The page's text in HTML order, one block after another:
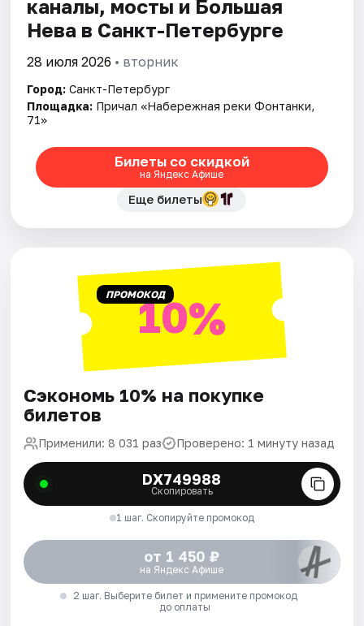
каналы, мосты и Большая
Нева в Санкт-Петербурге
28 июля 2026 • вторник
Город: Санкт-Петербург
Площадка: Причал «Набережная реки Фонтанки,
71»
Билеты со скидкой
на Яндекс Афише
Еще билеты
ПРОМОКОД10%
Сэкономь 10% на покупке
билетов
Применили: 8 031 раз Проверено: 1 минуту назад
DX749988
Скопировать
1 шаг. Скопируйте промокод
от 1 450 ₽
на Яндекс Афише
2 шаг. Выберите билет и примените промокод
до оплаты